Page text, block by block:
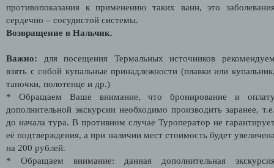
противопоказания к применению таких ванн, это
сердечно – сосудистой системы.
Возвращение в Нальчик.
Важно: для посещения Термальных источников
взять с собой купальные принадлежности (плавки или
тапочки, полотенце и др.)
* Обращаем Ваше внимание, что бронирование и
дополнительной экскурсии необходимо производить заранее,
до начала тура. В противном случае Туроператор не
её подтверждения, а при наличии мест стоимость будет
на 200 рублей.
* Обращаем внимание: данная дополнительная